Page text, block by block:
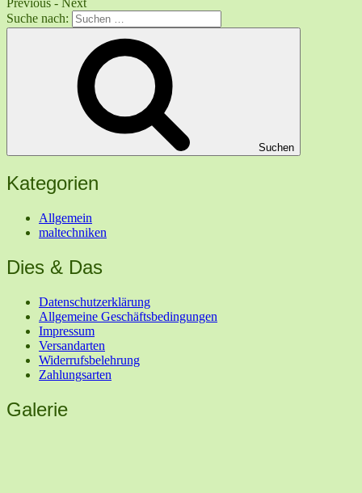
Previous - Next
Suche nach:
Suchen
Kategorien
Allgemein
maltechniken
Dies & Das
Datenschutzerklärung
Allgemeine Geschäftsbedingungen
Impressum
Versandarten
Widerrufsbelehrung
Zahlungsarten
Galerie